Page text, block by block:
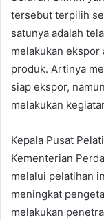
tersebut terpilih
satunya adalah
melakukan ekspor
produk. Artinya
siap ekspor,
melakukan
Kepala Pusat
Kementerian
melalui pelatihan
meningkat
melakukan